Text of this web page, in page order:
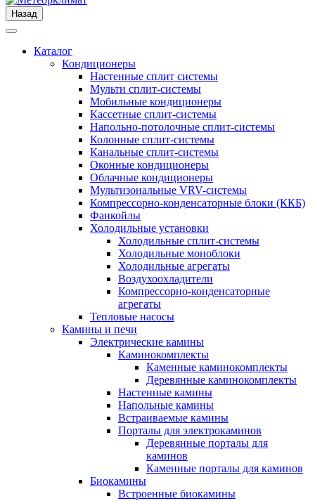
Назад
Каталог
Кондиционеры
Настенные сплит системы
Мульти сплит-системы
Мобильные кондиционеры
Кассетные сплит-системы
Напольно-потолочные сплит-системы
Колонные сплит-системы
Канальные сплит-системы
Оконные кондиционеры
Облачные кондиционеры
Мультизональные VRV-системы
Компрессорно-конденсаторные блоки (ККБ)
Фанкойлы
Холодильные установки
Холодильные сплит-системы
Холодильные моноблоки
Холодильные агрегаты
Воздухоохладители
Компрессорно-конденсаторные
агрегаты
Тепловые насосы
Камины и печи
Электрические камины
Каминокомплекты
Каменные каминокомплекты
Деревянные каминокомплекты
Настенные камины
Напольные камины
Встраиваемые камины
Порталы для электрокаминов
Деревянные порталы для
каминов
Каменные порталы для каминов
Биокамины
Встроенные биокамины